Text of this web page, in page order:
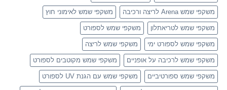
משקפי שמש Arena לריצה ורכיבה משקפי שמש לאימוני חוץ
משקפי שמש לטריאתלון משקפי שמש לספורט
משקפי שמש לספורט ימי משקפי שמש לריצה
משקפי שמש לרכיבה על אופניים משקפי שמש מקוטבים לספורט
משקפי שמש ספורטיביים משקפי שמש עם הגנת UV לספורט